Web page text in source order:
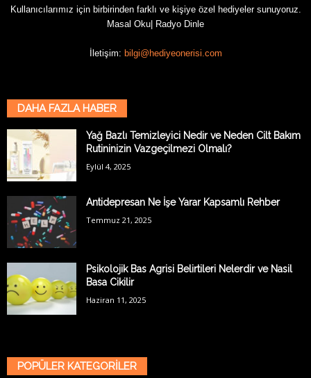
Kullanıcılarımız için birbirinden farklı ve kişiye özel hediyeler sunuyoruz.
Masal Oku Radyo Dinle
İletişim: bilgi@hediyeonerisi.com
DAHA FAZLA HABER
Yağ Bazlı Temizleyici Nedir ve Neden Cilt Bakım
Rutininizin Vazgeçilmezi Olmalı?
Eylül 4, 2025
Antidepresan Ne İşe Yarar Kapsamlı Rehber
Temmuz 21, 2025
Psikolojik Bas Agrisi Belirtileri Nelerdir ve Nasil
Basa Cikilir
Haziran 11, 2025
POPÜLER KATEGORİLER